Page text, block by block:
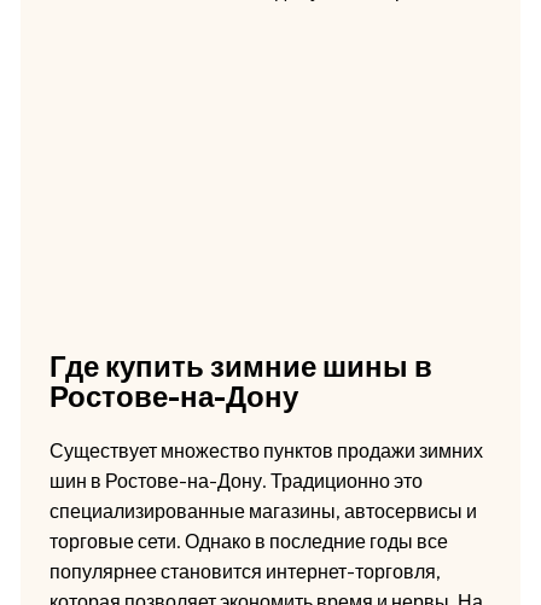
Где купить зимние шины в
Ростове-на-Дону
Существует множество пунктов продажи зимних
шин в Ростове-на-Дону. Традиционно это
специализированные магазины, автосервисы и
торговые сети. Однако в последние годы все
популярнее становится интернет-торговля,